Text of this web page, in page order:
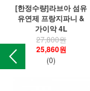
[한정수량]라브아 섬유
유연제 프랑지파니 &
가이악 4L
27,800원
25,860원
(0)